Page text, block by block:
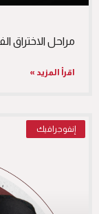
مراحل الاختراق
اقرأ المزيد »
إنفوجرافيك